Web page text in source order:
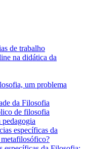
de trabalho
na didática da
um problema
da Filosofia
de filosofia
específicas da